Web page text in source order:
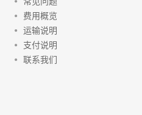
费用概览
运输说明
支付说明
联系我们